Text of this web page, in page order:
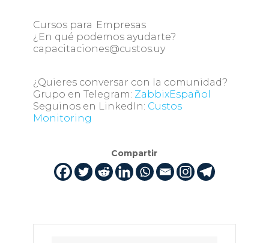
Cursos para Empresas
¿En qué podemos ayudarte?
capacitaciones@custos.uy
¿Quieres conversar con la comunidad?
Grupo en Telegram: ZabbixEspañol
Seguinos en LinkedIn: Custos
Monitoring
Compartir